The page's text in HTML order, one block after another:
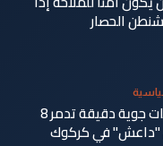
الحصار
الإعلام الأمني: ضربات جوية دقيقة تدمر 8
"داعش" في كركوك